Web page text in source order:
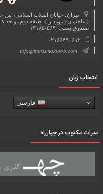
صندوق پستی: ۵۶۹-۱۳۱۸۵
۰۲۱۶۶۴۹۰۶۱۲
info@mirasmaktoob.com
انتخاب زبان
فارسی
میرات مکتوب در چهارراه